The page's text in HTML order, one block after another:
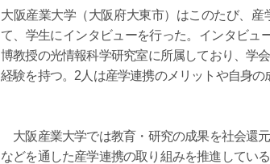
大阪産業大学（大阪府大東市）はこのたび、
て、学生にインタビューを行った。インタビュ
博教授の光情報科学研究室に所属しており、学
経験を持つ。2人は産学連携のメリットや自身の
大阪産業大学では教育・研究の成果を社会還
などを通した産学連携の取り組みを推進している